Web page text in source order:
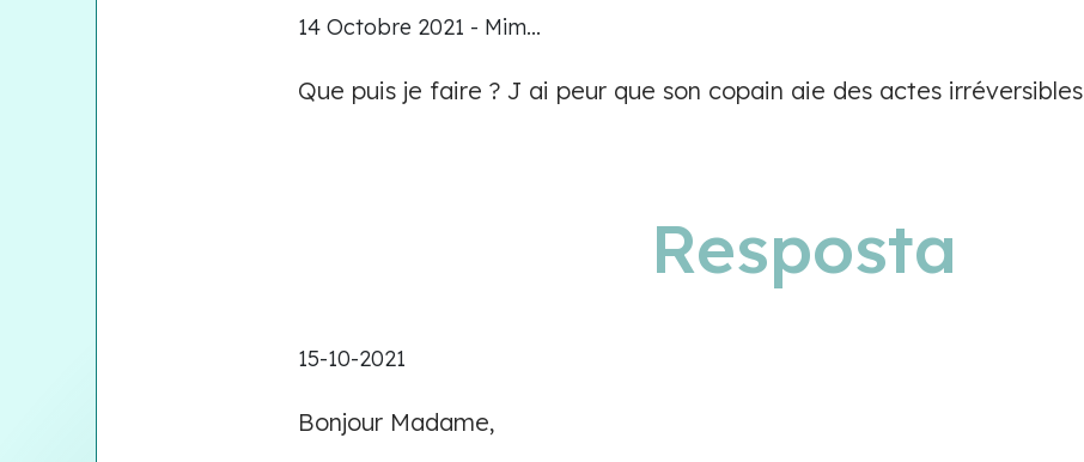
14 Octobre 2021 - Mim...
Que puis je faire ? J ai peur que son copain aie des actes irréversibles
Resposta
15-10-2021
Bonjour Madame,